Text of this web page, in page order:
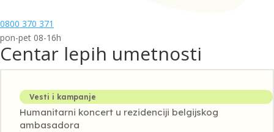
0800 370 371
pon-pet 08-16h
Centar lepih umetnosti
Vesti i kampanje
Humanitarni koncert u rezidenciji belgijskog
ambasadora